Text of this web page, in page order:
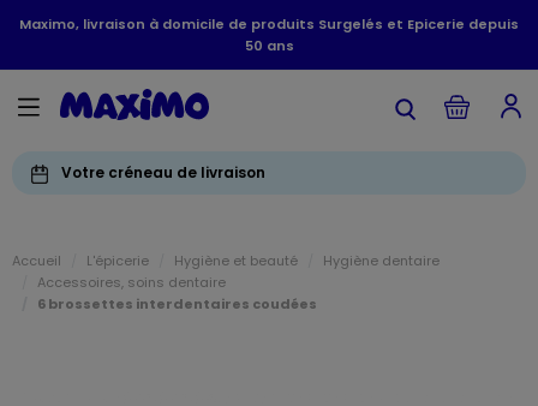
Maximo, livraison à domicile de produits Surgelés et Epicerie depuis
50 ans
Votre créneau de livraison
Accueil L'épicerie Hygiène et beauté
Hygiène dentaire
Accessoires, soins dentaire
6 brossettes interdentaires coudées